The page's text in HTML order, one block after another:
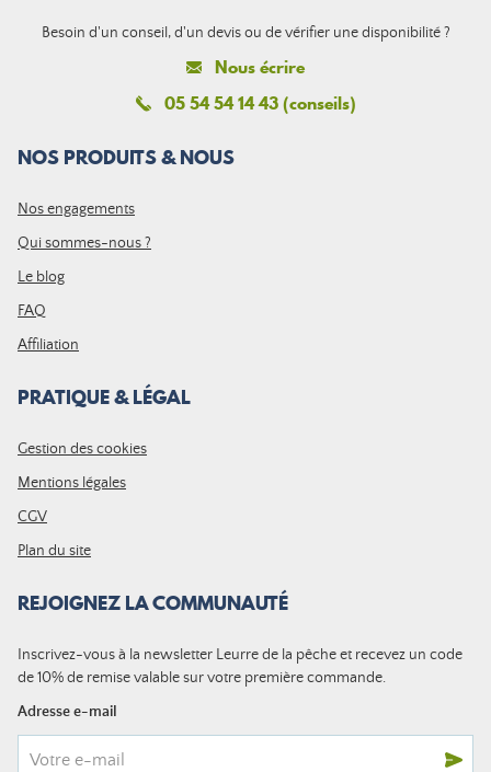
Besoin d'un conseil, d'un devis ou de vérifier une disponibilité ?
Nous écrire
05 54 54 14 43 (conseils)
NOS PRODUITS & NOUS
Nos engagements
Qui sommes-nous ?
Le blog
FAQ
Affiliation
PRATIQUE & LÉGAL
Gestion des cookies
Mentions légales
CGV
Plan du site
REJOIGNEZ LA COMMUNAUTÉ
Inscrivez-vous à la newsletter Leurre de la pêche et recevez un code
de 10% de remise valable sur votre première commande.
Adresse e-mail